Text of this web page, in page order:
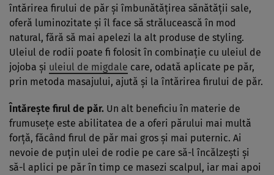
întărirea firului de păr şi îmbunătăţirea sănătăţii sale,
oferă luminozitate şi îl face să strălucească în mod
natural, fără să mai apelezi la alt produse de styling.
Uleiul de rodii poate fi folosit în combinaţie cu uleiul de
jojoba şi uleiul de migdale care, odată aplicate pe păr,
prin metoda masajului, ajută şi la întărirea firului de păr.
Întăreşte firul de păr. Un alt beneficiu în materie de
frumuseţe este abilitatea de a oferi părului mai multă
forţă, făcând firul de păr mai gros şi mai puternic. Ai
nevoie de puţin ulei de rodie pe care să-l încălzeşti şi
să-l aplici pe păr în timp ce masezi scalpul, iar mai apoi